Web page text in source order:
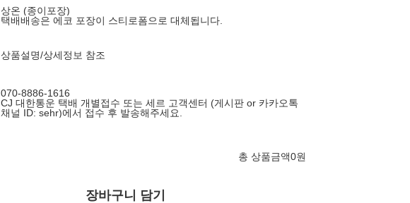
상온 (종이포장)
택배배송은 에코 포장이 스티로폼으로 대체됩니다.
상품설명/상세정보 참조
070-8886-1616
CJ 대한통운 택배 개별접수 또는 세르 고객센터 (게시판 or 카카오톡
채널 ID: sehr)에서 접수 후 발송해주세요.
총 상품금액0원
장바구니 담기